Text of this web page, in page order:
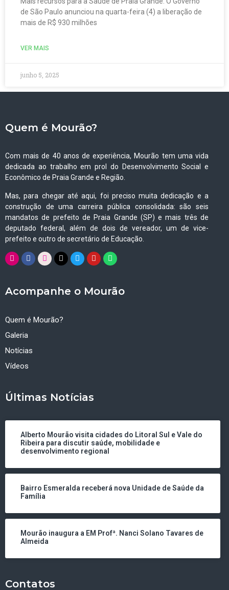
de São Paulo anunciou na quarta-feira (4) a liberação de
mais de R$ 930 milhões
VER MAIS
junho 5, 2025
Quem é Mourão?
Com mais de 40 anos de experiência, Mourão tem uma vida
dedicada ao trabalho em prol do Desenvolvimento Social e
Econômico de Praia Grande e Região.
Mas, para chegar até aqui, foi preciso muita dedicação e a
construção de uma carreira pública consolidada: são seis
mandatos de prefeito de Praia Grande (SP) e mais três de
deputado federal, além de dois de vereador, um de vice-
prefeito e outro de secretário de Educação.
Acompanhe o Mourão
Quem é Mourão?
Galeria
Notícias
Vídeos
Últimas Notícias
Alberto Mourão visita cidades do Litoral Sul e Vale do
Ribeira para discutir saúde, mobilidade e
desenvolvimento regional
Bairro Esmeralda receberá nova Unidade de Saúde da
Família
Mourão inaugura a EM Profª. Nanci Solano Tavares de
Almeida
Contatos